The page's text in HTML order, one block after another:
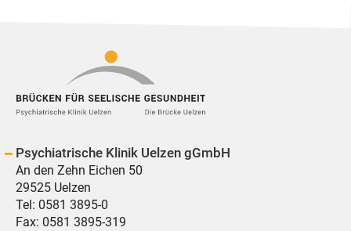
Psychiatrische Klinik Uelzen gGmbH
An den Zehn Eichen 50
29525 Uelzen
Tel: 0581 3895-0
Fax: 0581 3895-319